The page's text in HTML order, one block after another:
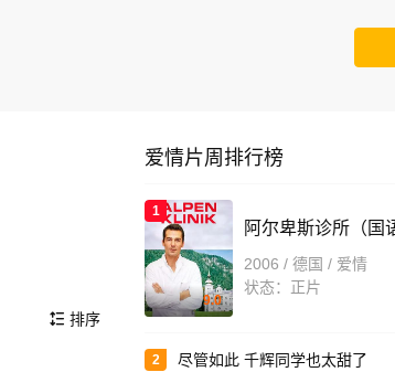
 排序
爱情片周排行榜
1
9.0
阿尔卑斯诊所（国
2006 / 德国 / 爱情
状态：正片
2 尽管如此 千辉同学也太甜了